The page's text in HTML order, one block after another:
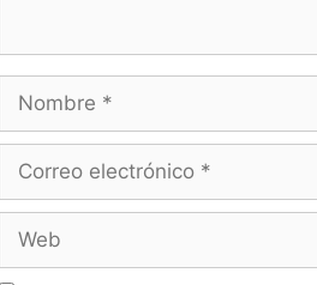
Nombre
Correo
Web